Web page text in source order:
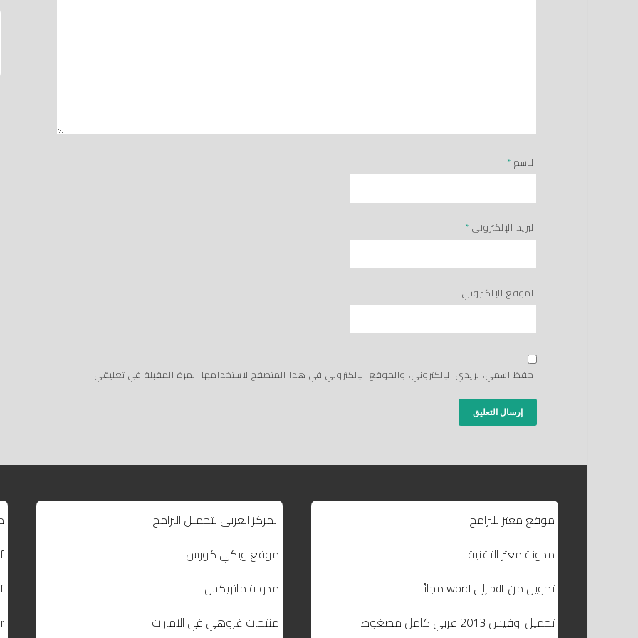
الاسم *
البريد الإلكتروني *
الموقع الإلكتروني
احفظ اسمي، بريدي الإلكتروني، والموقع الإلكتروني في هذا المتصفح لاستخدامها المرة المقبلة في تعليقي.
موقع معتز للبرامج
مدونة معتز التقنية
تحويل من pdf إلى word مجانًا
تحميل اوفيس 2013 عربي كامل مضغوط
المركز العربي لتحميل البرامج
موقع ويكي كورس
مدونة ماتريكس
منتجات غروهي في الامارات